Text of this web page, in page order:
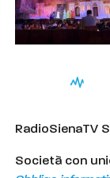
RadioSienaTV
Società con